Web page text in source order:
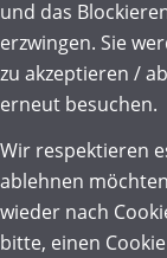
und das
erzwingen. Sie
zu akzeptieren /
erneut besuchen.
Wir respektieren
ablehnen
wieder nach
bitte, einen